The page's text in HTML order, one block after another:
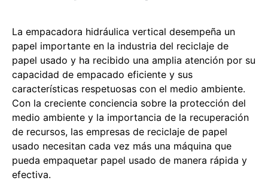
La empacadora hidráulica vertical desempeña un
papel importante en la industria del reciclaje de
papel usado y ha recibido una amplia atención por su
capacidad de empacado eficiente y sus
características respetuosas con el medio ambiente.
Con la creciente conciencia sobre la protección del
medio ambiente y la importancia de la recuperación
de recursos, las empresas de reciclaje de papel
usado necesitan cada vez más una máquina que
pueda empaquetar papel usado de manera rápida y
efectiva.